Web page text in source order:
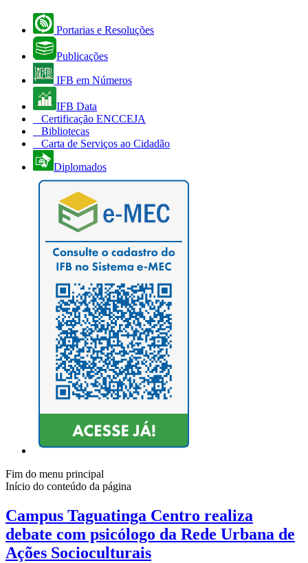
Portarias e Resoluções
Publicações
IFB em Números
IFB Data
Certificação ENCCEJA
Bibliotecas
Carta de Serviços ao Cidadão
Diplomados
Fim do menu principal
Início do conteúdo da página
Campus Taguatinga Centro realiza
debate com psicólogo da Rede Urbana de
Ações Socioculturais